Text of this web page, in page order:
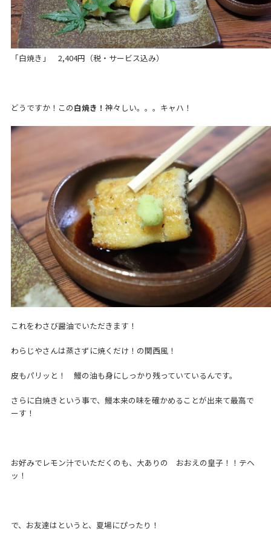
「白焼き」 2,404円（税・サービス込み）
どうですか！この白焼き！ 神々しい。。。キャハ！
これをわさび醤油でいただきます！
わらじやさんは蒸さずに焼くだけ！の関西風！
皮もパリッと！ 鰻の油も身にしっかり残っていているんです。
さらに白焼きという事で、鰻本来の味を確かめることが出来て最高で
ーす！
お好みでレモン汁でいただくのも、大ありの おおえの皇子！！テヘ
ッ！
で、お友達はというと、夏場にぴったり！